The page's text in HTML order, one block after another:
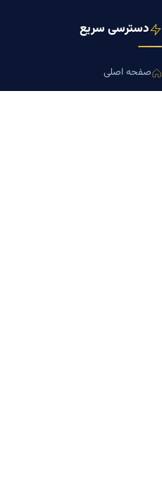
دسترسی سریع
صفحه اصلی